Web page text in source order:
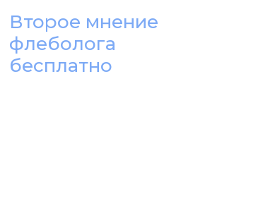
Второе мнение
флеболога
бесплатно